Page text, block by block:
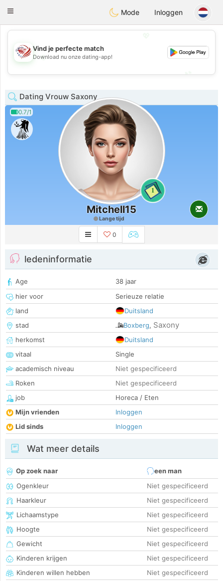
StatesDating
Toggle
Mode Inloggen
💖
💕
Vind je perfecte match
Download nu onze dating-app!
Dating Vrouw Saxony
0.7/1
1
Mitchell15
Lange tijd
0
ledeninformatie
Age
38 jaar
hier voor
Serieuze relatie
land
Duitsland
stad
Boxberg, Saxony
herkomst
Duitsland
vitaal
Single
academisch niveau
Niet gespecificeerd
Roken
Niet gespecificeerd
job
Horeca / Eten
Mijn vrienden
Inloggen
Lid sinds
Inloggen
Wat meer details
Op zoek naar
een man
Ogenkleur
Niet gespecificeerd
Haarkleur
Niet gespecificeerd
Lichaamstype
Niet gespecificeerd
Hoogte
Niet gespecificeerd
Gewicht
Niet gespecificeerd
Kinderen krijgen
Niet gespecificeerd
Kinderen willen hebben
Niet gespecificeerd